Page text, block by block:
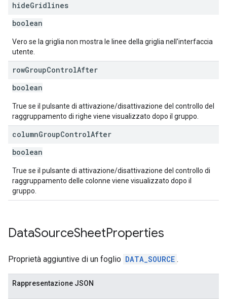
hideGridlines
boolean
Vero se la griglia non mostra le linee della griglia nell'interfaccia
utente.
rowGroupControlAfter
boolean
True se il pulsante di attivazione/disattivazione del controllo del
raggruppamento di righe viene visualizzato dopo il gruppo.
columnGroupControlAfter
boolean
True se il pulsante di attivazione/disattivazione del controllo di
raggruppamento delle colonne viene visualizzato dopo il
gruppo.
DataSourceSheetProperties
Proprietà aggiuntive di un foglio DATA_SOURCE .
Rappresentazione JSON